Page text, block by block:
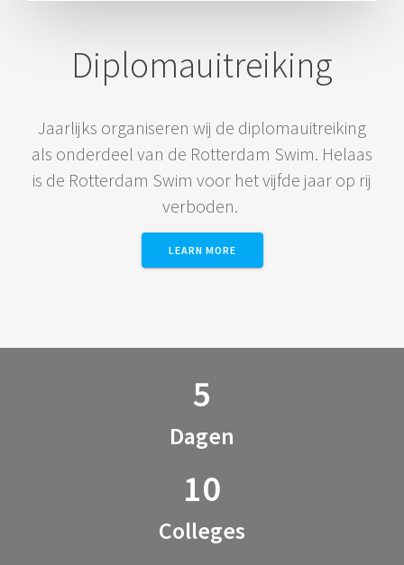
Diplomauitreiking
Jaarlijks organiseren wij de diplomauitreiking
als onderdeel van de Rotterdam Swim. Helaas
is de Rotterdam Swim voor het vijfde jaar op rij
verboden.
LEARN MORE
5
Dagen
10
Colleges